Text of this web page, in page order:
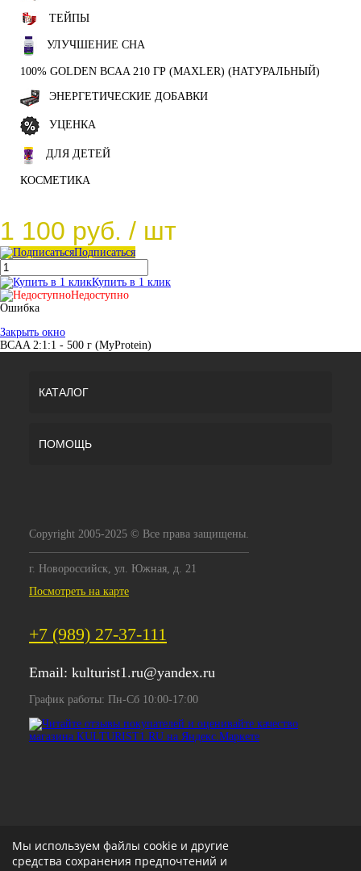
ТЕЙПЫ
УЛУЧШЕНИЕ СНА
100% GOLDEN BCAA 210 ГР (MAXLER) (НАТУРАЛЬНЫЙ)
ЭНЕРГЕТИЧЕСКИЕ ДОБАВКИ
УЦЕНКА
ДЛЯ ДЕТЕЙ
КОСМЕТИКА
1 100 руб. / шт
Подписаться
Купить в 1 клик
Недоступно
Ошибка
Закрыть окно
BCAA 2:1:1 - 500 г (MyProtein)
КАТАЛОГ
ПОМОЩЬ
Copyright 2005-2025 © Все права защищены.
г. Новороссийск, ул. Южная, д. 21
Посмотреть на карте
+7 (989) 27-37-111
Email: kulturist1.ru@yandex.ru
График работы: Пн-Сб 10:00-17:00
Мы используем файлы cookie и другие
средства сохранения предпочтений и